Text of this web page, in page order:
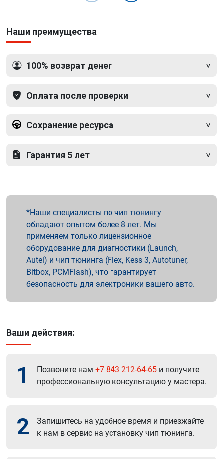
Наши преимущества
100% возврат денег
Оплата после проверки
Сохранение ресурса
Гарантия 5 лет
Наши специалисты по чип тюнингу
обладают опытом более 8 лет. Мы
применяем только лицензионное
оборудование для диагностики (Launch,
Autel) и чип тюнинга (Flex, Kess 3, Autotuner,
Bitbox, PCMFlash), что гарантирует
безопасность для электроники вашего авто.
Ваши действия:
1 Позвоните нам +7 843 212-64-65 и получите
профессиональную консультацию у мастера.
2
Запишитесь на удобное время и приезжайте
к нам в сервис на установку чип тюнинга.